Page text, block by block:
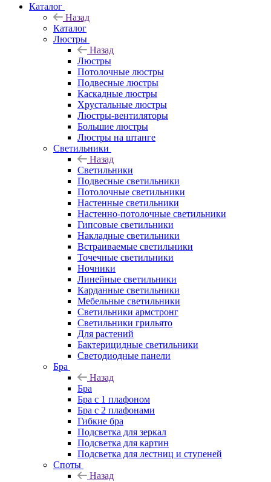
Каталог
Назад
Каталог
Люстры
Назад
Люстры
Потолочные люстры
Подвесные люстры
Каскадные люстры
Хрустальные люстры
Люстры-вентиляторы
Большие люстры
Люстры на штанге
Светильники
Назад
Светильники
Подвесные светильники
Потолочные светильники
Настенные светильники
Настенно-потолочные светильники
Гипсовые светильники
Накладные светильники
Встраиваемые светильники
Точечные светильники
Ночники
Линейные светильники
Карданные светильники
Мебельные светильники
Светильники армстронг
Светильники грильято
Для растений
Бактерицидные светильники
Светодиодные панели
Бра
Назад
Бра
Бра с 1 плафоном
Бра с 2 плафонами
Гибкие бра
Подсветка для зеркал
Подсветка для картин
Подсветка для лестниц и ступеней
Споты
Назад